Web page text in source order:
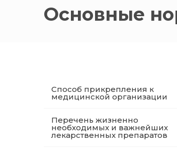
Основные
Способ прикрепления к
медицинской организации
Перечень жизненно
необходимых и важнейших
лекарственных препаратов